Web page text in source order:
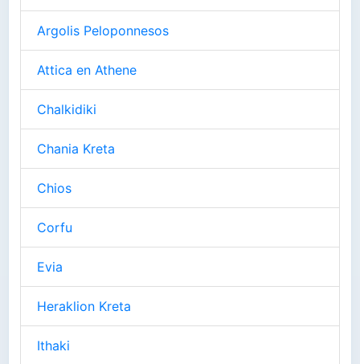
Argolis Peloponnesos
Attica en Athene
Chalkidiki
Chania Kreta
Chios
Corfu
Evia
Heraklion Kreta
Ithaki